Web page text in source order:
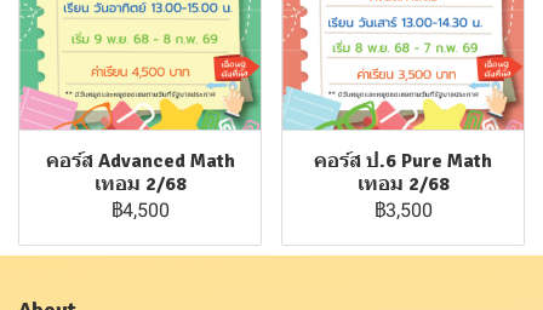
คอร์ส Advanced Math
เทอม 2/68
฿4,500
คอร์ส ป.6 Pure Math
เทอม 2/68
฿3,500